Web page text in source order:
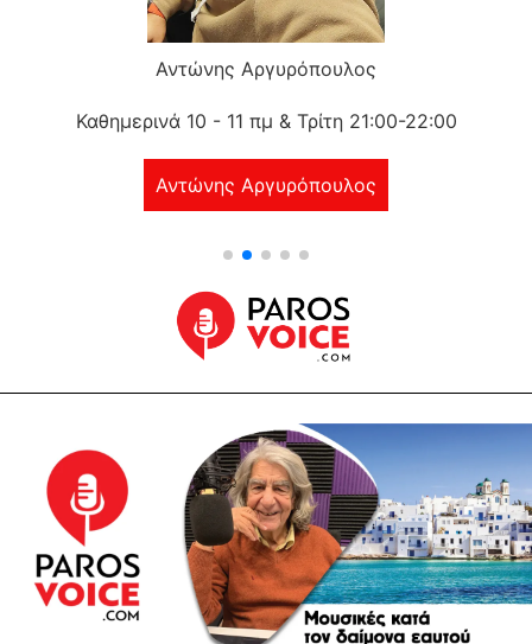
Αντώνης Αργυρόπουλος
Καθημερινά 10 - 11 πμ & Τρίτη 21:00-22:00
Αντώνης Αργυρόπουλος